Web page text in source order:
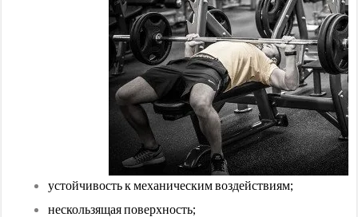
устойчивость к механическим воздействиям;
нескользящая поверхность;